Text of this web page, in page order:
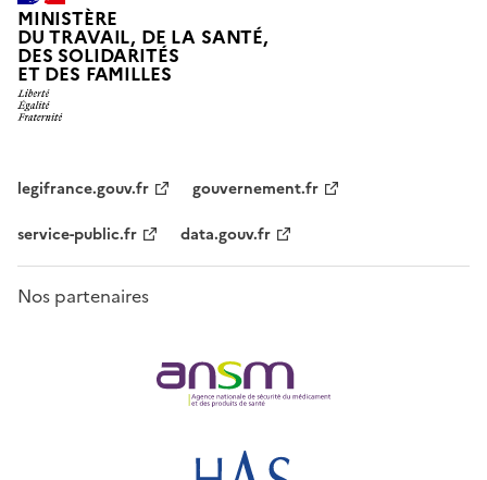
MINISTÈRE
DU TRAVAIL, DE LA SANTÉ,
DES SOLIDARITÉS
ET DES FAMILLES
legifrance.gouv.fr
gouvernement.fr
service-public.fr
data.gouv.fr
Nos partenaires